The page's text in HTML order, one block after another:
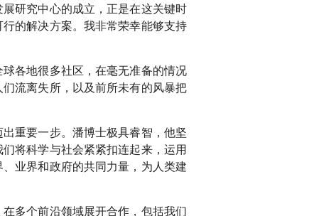
研究中心的成立，正是在这关键时
的解决方案。我非常荣幸能够支持
各地很多社区，在毫无准备的情况
流离失所，以及前所未有的风暴把
重要一步。潘博士极具睿智，他坚
将科学与社会紧紧扣连起来，运用
业界和政府的共同力量，为人类建
多个前沿领域展开合作，包括我们